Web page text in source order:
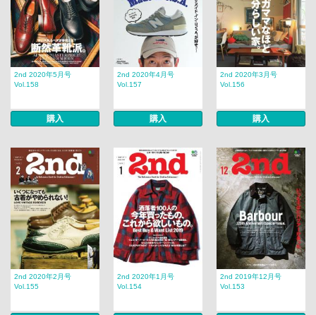
2nd 2020年5月号
Vol.158
購入
2nd 2020年4月号
Vol.157
購入
2nd 2020年3月号
Vol.156
購入
2nd 2020年2月号
Vol.155
2nd 2020年1月号
Vol.154
2nd 2019年12月号
Vol.153